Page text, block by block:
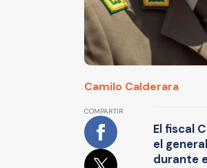
Camilo Calderara
COMPARTIR
El fiscal
el
durante